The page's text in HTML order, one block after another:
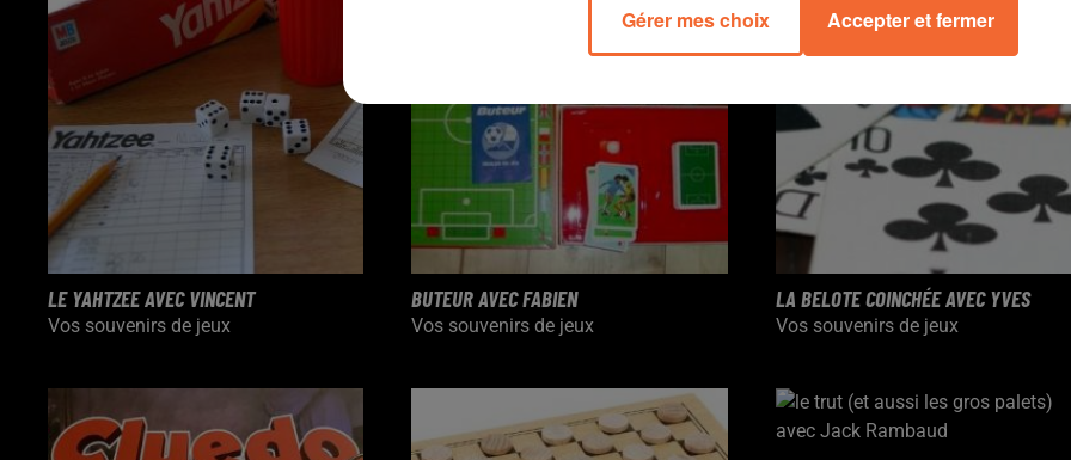
LE YAHTZEE AVEC VINCENT
Vos souvenirs de jeux
BUTEUR AVEC FABIEN
Vos souvenirs de jeux
LA BELOTE COINCHÉE AVEC YVES
Vos souvenirs de jeux
Gérer mes choix Accepter et fermer